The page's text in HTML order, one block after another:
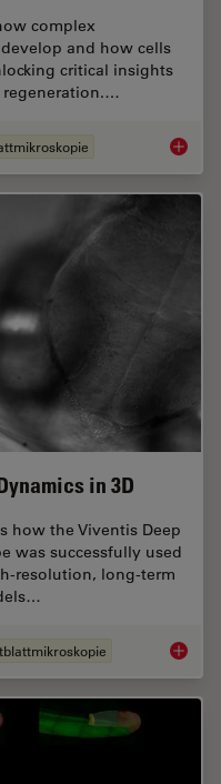
complex
and how cells
critical insights
regeneration.…
Focus
in 3D
how the Viventis Deep
was successfully used
resolution, long-term